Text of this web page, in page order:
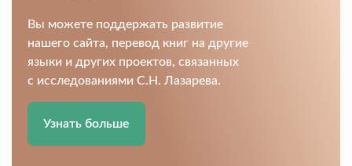
Вы можете поддержать развитие
нашего сайта, перевод книг на другие
языки и других проектов, связанных
с исследованиями С.Н. Лазарева.
Узнать больше